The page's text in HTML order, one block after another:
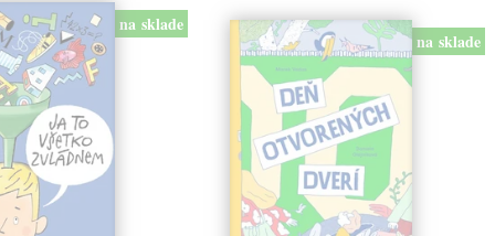
na sklade
na sklade